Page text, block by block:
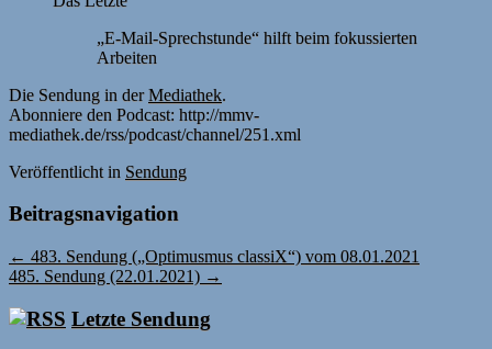
„E-Mail-Sprechstunde“ hilft beim fokussierten
Arbeiten
Die Sendung in derMediathek.
Abonniere den Podcast: http://mmv-
mediathek.de/rss/podcast/channel/251.xml
Veröffentlicht in Sendung
Beitragsnavigation
← 483. Sendung („Optimusmus classiX“) vom 08.01.2021
485. Sendung (22.01.2021) →
Letzte Sendung